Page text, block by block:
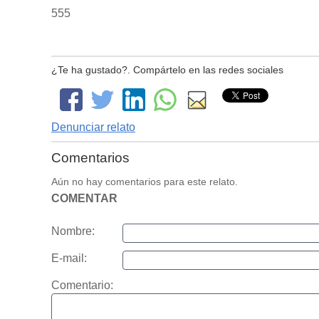
555
¿Te ha gustado?. Compártelo en las redes sociales
Denunciar relato
Comentarios
Aún no hay comentarios para este relato.
COMENTAR
Nombre:
E-mail:
Comentario: